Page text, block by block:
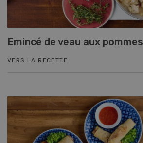
Emincé de veau aux pommes
VERS LA RECETTE